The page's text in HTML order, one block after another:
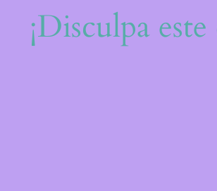
¡Disculpa